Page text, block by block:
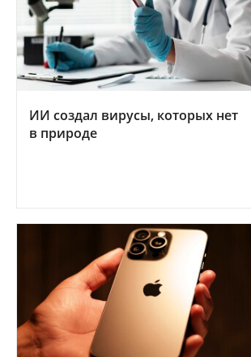
ИИ создал вирусы, которых нет
в природе